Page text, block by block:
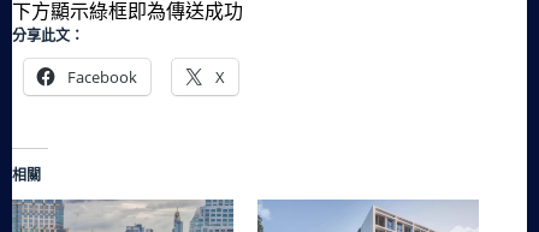
下方顯示綠框即為傳送成功
分享此文：
Facebook X
相關